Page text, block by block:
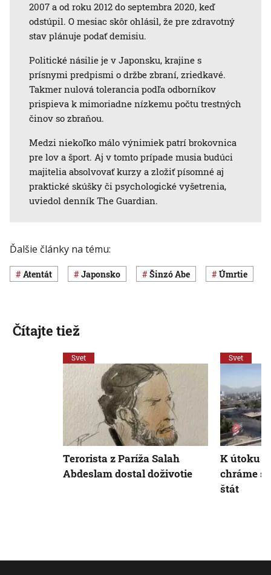
2007 a od roku 2012 do septembra 2020, keď
odstúpil. O mesiac skôr ohlásil, že pre zdravotný
stav plánuje podať demisiu.
Politické násilie je v Japonsku, krajine s
prísnymi predpismi o držbe zbraní, zriedkavé.
Takmer nulová tolerancia podľa odborníkov
prispieva k mimoriadne nízkemu počtu trestných
činov so zbraňou.
Medzi niekoľko málo výnimiek patrí brokovnica
pre lov a šport. Aj v tomto prípade musia budúci
majitelia absolvovať kurzy a zložiť písomné aj
praktické skúšky či psychologické vyšetrenia,
uviedol denník The Guardian.
Ďalšie články na tému:
atentát Japonsko Šinzó Abe úmrtie
Čítajte tiež
Svet
Terorista z Paríža Salah
Abdeslam dostal doživotie
Svet
K útoku
chráme
štát